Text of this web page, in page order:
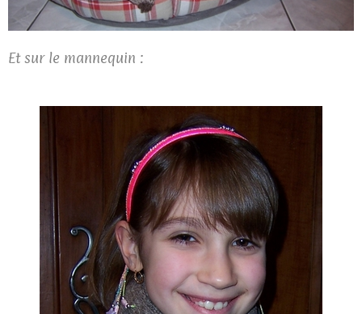
Et sur le mannequin :